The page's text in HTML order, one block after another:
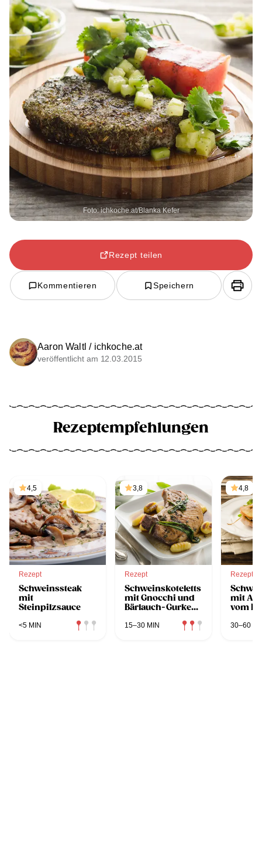
Foto: ichkoche.at/Blanka Kefer
Rezept teilen
Kommentieren Speichern
Aaron Waltl / ichkoche.at
veröffentlicht am 12.03.2015
Rezeptempfehlungen
4,5
Rezept
Schweinssteak
mit
Steinpilzsauce
<5 MIN
3,8
Rezept
Schweinskoteletts
mit Gnocchi und
Bärlauch-Gurken-
15–30 MIN
4,8
Rezept
mit
vom
30–60